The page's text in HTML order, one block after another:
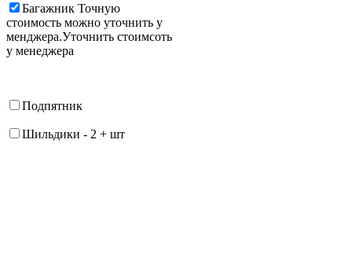
Багажник Точную
стоимость можно уточнить у
менджера.Уточнить стоимсоть
у менеджера
Подпятник
Шильдики - 2 + шт